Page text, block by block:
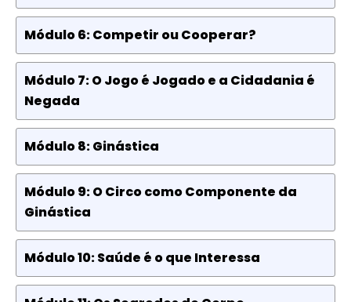
Módulo 6: Competir ou Cooperar?
Módulo 7: O Jogo é Jogado e a Cidadania é
Negada
Módulo 8: Ginástica
Módulo 9: O Circo como Componente da
Ginástica
Módulo 10: Saúde é o que Interessa